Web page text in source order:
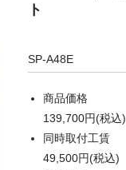
ト
SP-A48E
商品価格
139,700円(税込)
同時取付工賃
49,500円(税込)